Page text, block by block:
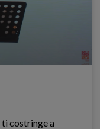
ti costringe a